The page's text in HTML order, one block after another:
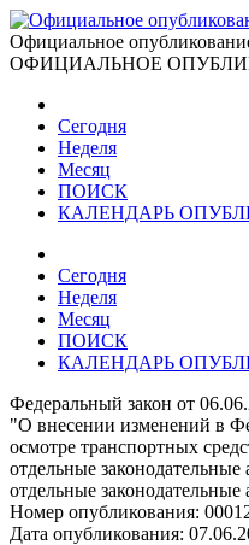
Официальное
ОФИЦИАЛЬНОЕ
Сегодня
Неделя
Месяц
ПОИСК
КАЛЕНДАРЬ
Сегодня
Неделя
Месяц
ПОИСК
КАЛЕНДАРЬ
Федеральный закон от
"О внесении изменений в
осмотре транспортных
отдельные
отдельные
Номер опубликования:
Дата опубликования: